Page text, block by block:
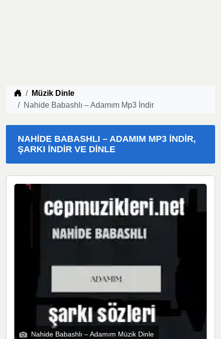
Müzik indir
Müzik Dinle
Nahide Babashlı – Adamım Mp3 İndir
NAHIDE BABASHLI – ADAMIM MP3 İNDIR,
ŞARKI İNDIR VE DINLE
Nahide Babashlı – Adamım Müzik Dinle